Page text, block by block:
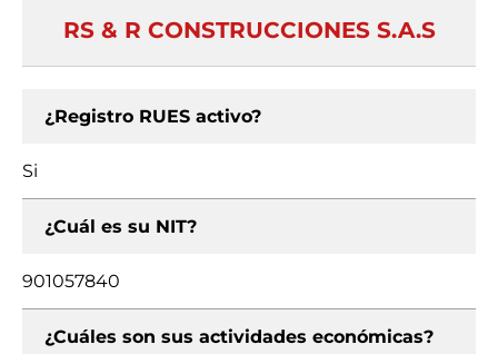
RS & R CONSTRUCCIONES S.A.S
¿Registro RUES activo?
Si
¿Cuál es su NIT?
901057840
¿Cuáles son sus actividades económicas?